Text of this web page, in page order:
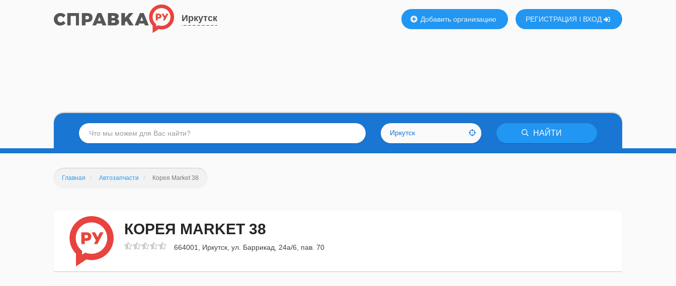
Иркутск Добавить организацию РЕГИСТРАЦИЯ ВХОД
Иркутск НАЙТИ
Главная Автозапчасти Корея Market 38
КОРЕЯ MARKET 38
664001, Иркутск, ул. Баррикад, 24а/6, пав. 70